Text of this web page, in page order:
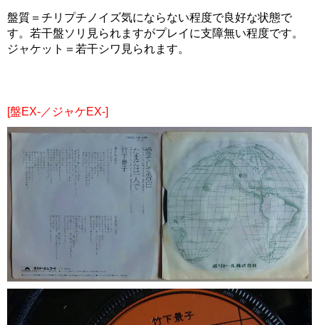
盤質＝チリプチノイズ気にならない程度で良好な状態で
す。若干盤ソリ見られますがプレイに支障無い程度です。
ジャケット＝若干シワ見られます。
[盤EX-／ジャケEX-]